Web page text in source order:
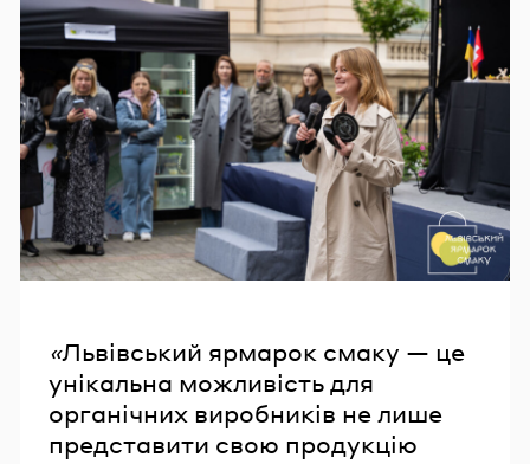
«Львівський ярмарок смаку — це
унікальна можливість для
органічних виробників не лише
представити свою продукцію